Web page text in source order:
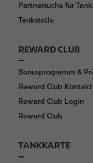
Partnersuche für
Tankstelle
REWARD CLUB
Bonusprogramm &
Reward Club Kontakt
Reward Club Login
Reward Club
TANKKARTE